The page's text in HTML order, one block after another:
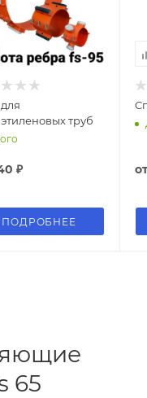
труб
₽
ПОДРОБНЕЕ
65